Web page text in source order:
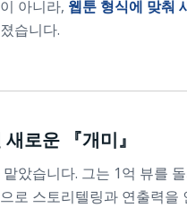
아니라, 웹툰 형식에 맞춰
습니다.
로운 『개미』
맡았습니다. 그는 1억 뷰를
로 스토리텔링과 연출력